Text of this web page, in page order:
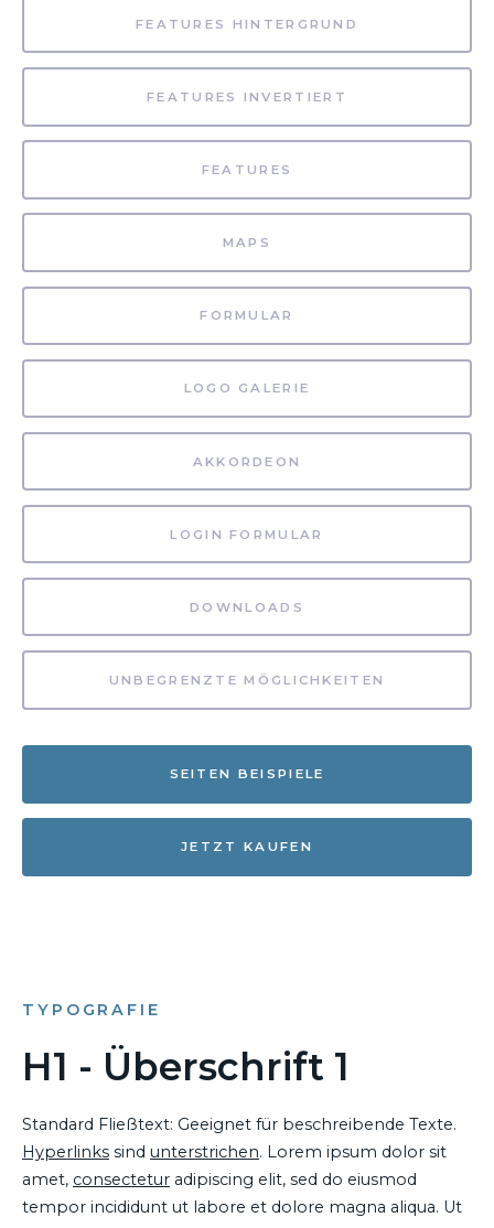
FEATURES HINTERGRUND
FEATURES INVERTIERT
FEATURES
MAPS
FORMULAR
LOGO GALERIE
AKKORDEON
LOGIN FORMULAR
DOWNLOADS
UNBEGRENZTE MÖGLICHKEITEN
SEITEN BEISPIELE
JETZT KAUFEN
TYPOGRAFIE
H1 - Überschrift 1
Standard Fließtext: Geeignet für beschreibende Texte.
Hyperlinks sind unterstrichen. Lorem ipsum dolor sit
amet, consectetur adipiscing elit, sed do eiusmod
tempor incididunt ut labore et dolore magna aliqua. Ut